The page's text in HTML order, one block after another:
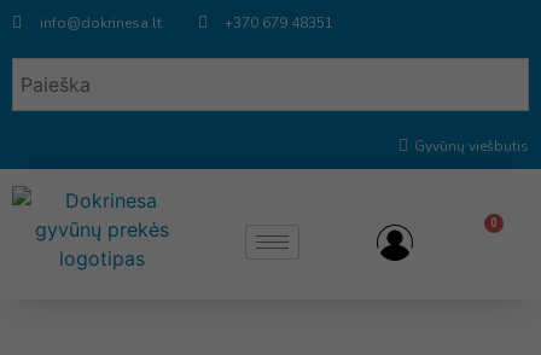
info@dokrinesa.lt +370 679 48351
Gyvūnų viešbutis
0